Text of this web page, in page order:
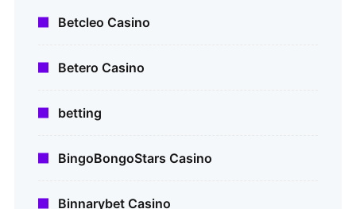
Betcleo Casino
Betero Casino
betting
BingoBongoStars Casino
Binnarybet Casino